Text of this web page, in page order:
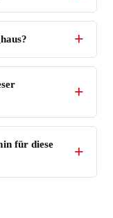
für diese